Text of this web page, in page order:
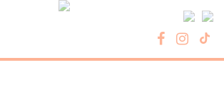
des cookies